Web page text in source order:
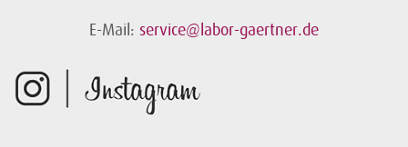
E-Mail: service@labor-gaertner.de